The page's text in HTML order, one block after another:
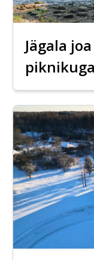
Jägala
piknikuga